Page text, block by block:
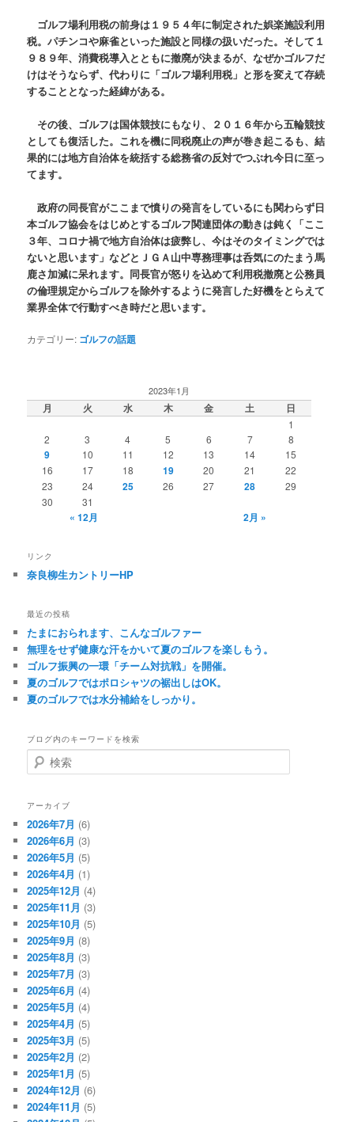
ゴルフ場利用税の前身は１９５４年に制定された娯楽施設利用
税。パチンコや麻雀といった施設と同様の扱いだった。そして１
９８９年、消費税導入とともに撤廃が決まるが、なぜかゴルフだ
けはそうならず、代わりに「ゴルフ場利用税」と形を変えて存続
することとなった経緯がある。
その後、ゴルフは国体競技にもなり、２０１６年から五輪競技
としても復活した。これを機に同税廃止の声が巻き起こるも、結
果的には地方自治体を統括する総務省の反対でつぶれ今日に至っ
てます。
政府の同長官がここまで憤りの発言をしているにも関わらず日
本ゴルフ協会をはじめとするゴルフ関連団体の動きは鈍く「ここ
３年、コロナ禍で地方自治体は疲弊し、今はそのタイミングでは
ないと思います」などとＪＧＡ山中専務理事は呑気にのたまう馬
鹿さ加減に呆れます。同長官が怒りを込めて利用税撤廃と公務員
の倫理規定からゴルフを除外するように発言した好機をとらえて
業界全体で行動すべき時だと思います。
カテゴリー: ゴルフの話題
2023年1月
月 火 水 木 金 土 日
1
2
3 4 5 6 7 8
9 10 11 12 13 14
15
16
17 18 19 20 21
22
23
24 25 26 27 28
29
30
31
« 12月 2月 »
リンク
奈良柳生カントリーHP
最近の投稿
たまにおられます、こんなゴルファー
無理をせず健康な汗をかいて夏のゴルフを楽しもう。
ゴルフ振興の一環「チーム対抗戦」を開催。
夏のゴルフではポロシャツの裾出しはOK。
夏のゴルフでは水分補給をしっかり。
ブログ内のキーワードを検索
検
索
アーカイブ
2026年7月 (6)
2026年6月 (3)
2026年5月 (5)
2026年4月 (1)
2025年12月 (4)
2025年11月 (3)
2025年10月 (5)
2025年9月 (8)
2025年8月 (3)
2025年7月 (3)
2025年6月 (4)
2025年5月 (4)
2025年4月 (5)
2025年3月 (5)
2025年2月 (2)
2025年1月 (5)
2024年12月 (6)
2024年11月 (5)